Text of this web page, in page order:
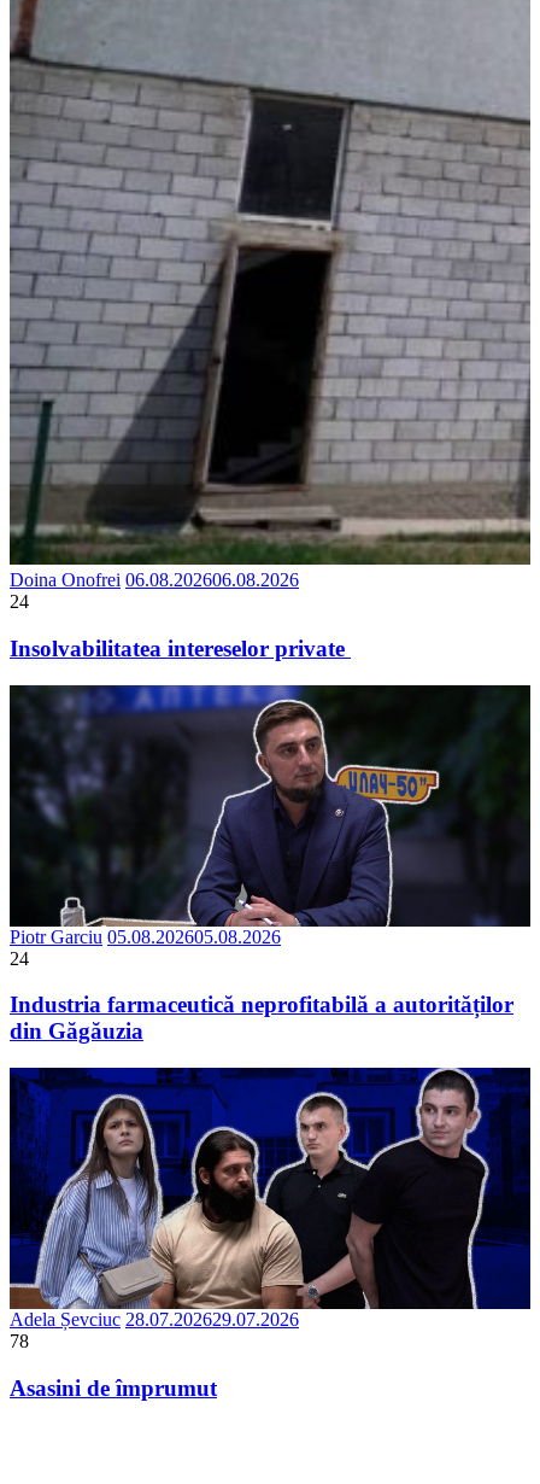
Doina Onofrei 06.08.202606.08.2026
24
Insolvabilitatea intereselor private
Piotr Garciu 05.08.202605.08.2026
24
Industria farmaceutică neprofitabilă a autorităților
din Găgăuzia
Adela Șevciuc 28.07.202629.07.2026
78
Asasini de împrumut